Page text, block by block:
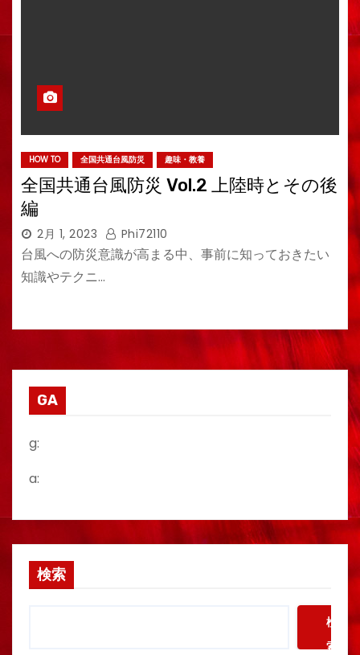
HOW TO 全国共通台風防災 趣味・教養
全国共通台風防災 Vol.2 上陸時とその後
編
2月 1, 2023 Phi72110
台風への防災意識が高まる中、事前に知っておきたい
知識やテクニ…
GA
g:
a:
検索
検
索